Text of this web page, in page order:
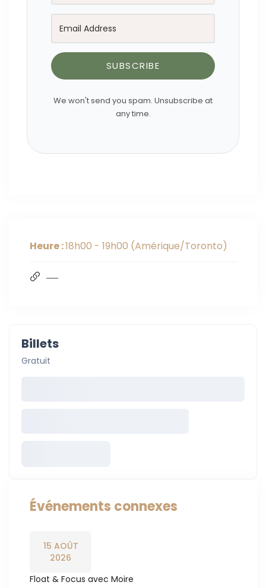
SUBSCRIBE
We won't send you spam. Unsubscribe at
any time.
Heure :18h00 - 19h00 (Amérique/Toronto)
Billets
Gratuit
Événements connexes
15 AOÛT
2026
Float & Focus avec Moire